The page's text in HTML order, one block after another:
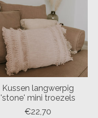
Kussen langwerpig
'stone' mini troezels
€22,70